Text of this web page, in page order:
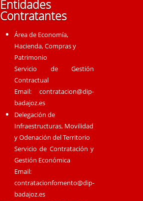
Entidades
Contratantes
Área de Economía,
Hacienda, Compras y
Patrimonio
Servicio de Gestión
Contractual
Email:contratacion@dip-
badajoz.es
Delegación de
Infraestructuras, Movilidad
y Odenación del Territorio
Servicio de Contratación y
Gestión Económica
Email:
contratacionfomento@dip-
badajoz.es